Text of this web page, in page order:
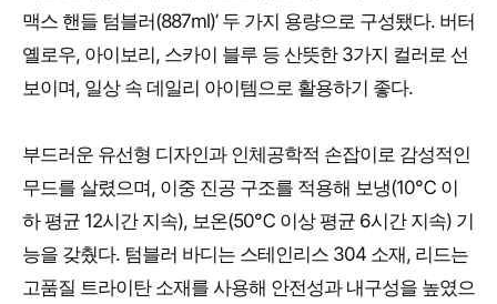
맥스 핸들 텀블러(887ml)’ 두 가지 용량으로 구성됐다. 버터
옐로우, 아이보리, 스카이 블루 등 산뜻한 3가지 컬러로 선
보이며, 일상 속 데일리 아이템으로 활용하기 좋다.
부드러운 유선형 디자인과 인체공학적 손잡이로 감성적인
무드를 살렸으며, 이중 진공 구조를 적용해 보냉(10℃ 이
하 평균 12시간 지속), 보온(50℃ 이상 평균 6시간 지속) 기
능을 갖췄다. 텀블러 바디는 스테인리스 304 소재, 리드는
고품질 트라이탄 소재를 사용해 안전성과 내구성을 높였으